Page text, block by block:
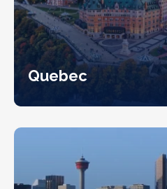
Quebec